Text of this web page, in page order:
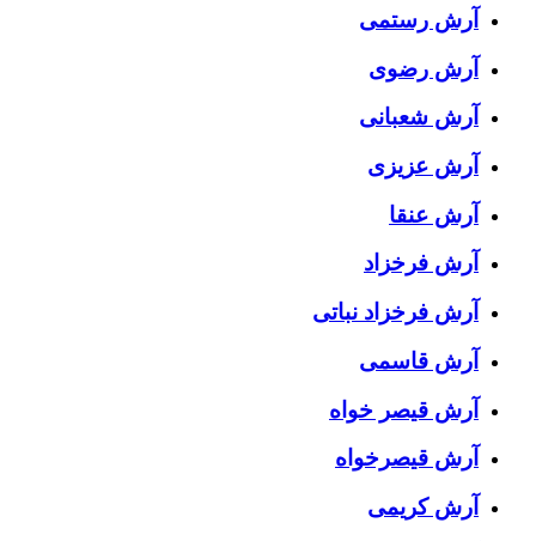
آرش رستمی
آرش رضوی
آرش شعبانی
آرش عزیزی
آرش عنقا
آرش فرخزاد
آرش فرخزاد نباتی
آرش قاسمی
آرش قیصر خواه
آرش قیصرخواه
آرش کریمی